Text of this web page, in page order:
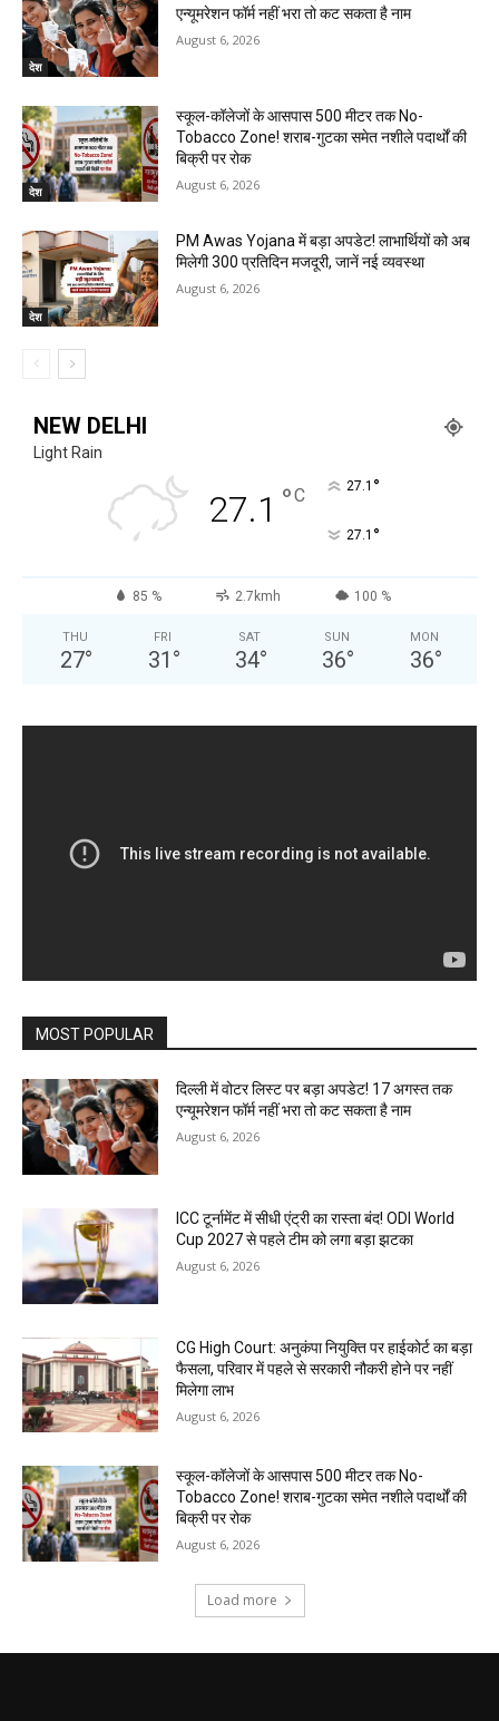
देश
एन्यूमरेशन फॉर्म नहीं भरा तो कट सकता है नाम
August 6, 2026
देश
स्कूल-कॉलेजों के आसपास 500 मीटर तक No-
Tobacco Zone! शराब-गुटका समेत नशीले पदार्थों की
बिक्री पर रोक
August 6, 2026
देश
PM Awas Yojana में बड़ा अपडेट! लाभार्थियों को अब
मिलेगी ₹300 प्रतिदिन मजदूरी, जानें नई व्यवस्था
August 6, 2026
NEW DELHI
Light Rain
27.1 °C 27.1 °
27.1 °
85 % 2.7kmh 100 %
THU
27°
FRI
31 °
SAT
34°
SUN
36°
MON
36°
MOST POPULAR
दिल्ली में वोटर लिस्ट पर बड़ा अपडेट! 17 अगस्त तक
एन्यूमरेशन फॉर्म नहीं भरा तो कट सकता है नाम
August 6, 2026
ICC टूर्नामेंट में सीधी एंट्री का रास्ता बंद! ODI World
Cup 2027 से पहले टीम को लगा बड़ा झटका
August 6, 2026
CG High Court: अनुकंपा नियुक्ति पर हाईकोर्ट का बड़ा
फैसला, परिवार में पहले से सरकारी नौकरी होने पर नहीं
मिलेगा लाभ
August 6, 2026
स्कूल-कॉलेजों के आसपास 500 मीटर तक No-
Tobacco Zone! शराब-गुटका समेत नशीले पदार्थों की
बिक्री पर रोक
August 6, 2026
Load more